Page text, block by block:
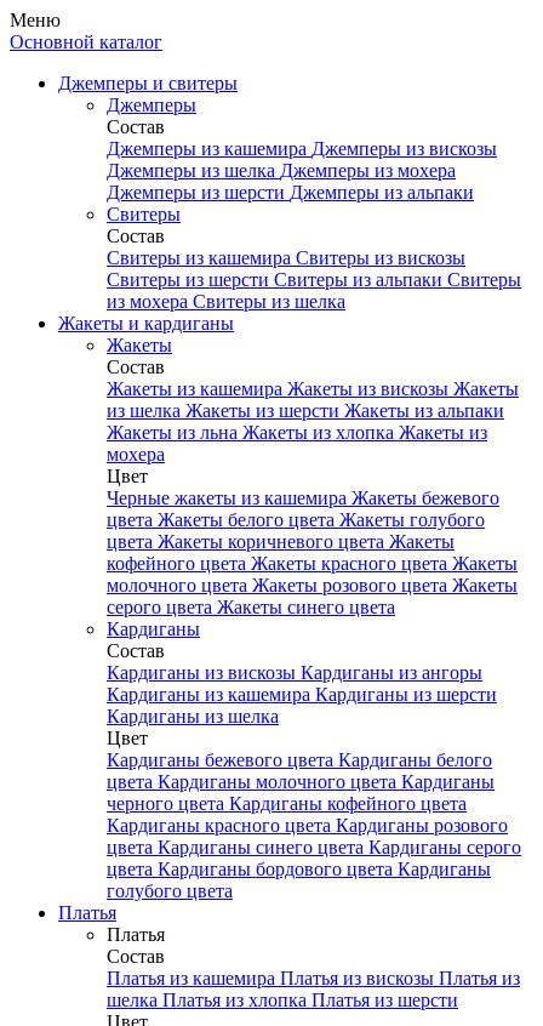
Меню
Основной каталог
Джемперы и свитеры
Джемперы
Состав
Джемперы из кашемира Джемперы из вискозы
Джемперы из шелка Джемперы из мохера
Джемперы из шерсти Джемперы из альпаки
Свитеры
Состав
Свитеры из кашемира Свитеры из вискозы
Свитеры из шерсти Свитеры из альпаки Свитеры
из мохера Свитеры из шелка
Жакеты и кардиганы
Жакеты
Состав
Жакеты из кашемира Жакеты из вискозы Жакеты
из шелка Жакеты из шерсти Жакеты из альпаки
Жакеты из льна Жакеты из хлопка Жакеты из
мохера
Цвет
Черные жакеты из кашемира Жакеты бежевого
цвета Жакеты белого цвета Жакеты голубого
цвета Жакеты коричневого цвета Жакеты
кофейного цвета Жакеты красного цвета Жакеты
молочного цвета Жакеты розового цвета Жакеты
серого цвета Жакеты синего цвета
Кардиганы
Состав
Кардиганы из вискозы Кардиганы из ангоры
Кардиганы из кашемира Кардиганы из шерсти
Кардиганы из шелка
Цвет
Кардиганы бежевого цвета Кардиганы белого
цвета Кардиганы молочного цвета Кардиганы
черного цвета Кардиганы кофейного цвета
Кардиганы красного цвета Кардиганы розового
цвета Кардиганы синего цвета Кардиганы серого
цвета Кардиганы бордового цвета Кардиганы
голубого цвета
Платья
Платья
Состав
Платья из кашемира Платья из вискозы Платья из
шелка Платья из хлопка Платья из шерсти
Цвет